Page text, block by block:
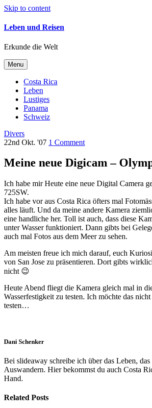
Skip to content
Leben und Reisen
Erkunde die Welt
Menu
Costa Rica
Leben
Lustiges
Panama
Schweiz
Divers
22nd Okt. '07 1 Comment
Meine neue Digicam –
Ich habe mir Heute eine neue Digital Camera
725SW.
Ich habe vor aus Costa Rica öfters mal
alles läuft. Und da meine andere Kamera
eine handliche her. Toll ist auch, dass diese
unter Wasser funktioniert. Dann gibts bei
auch mal Fotos aus dem Meer zu sehen.
Am meisten freue ich mich darauf, euch
von San Jose zu präsentieren. Dort gibts
nicht 😉
Heute Abend fliegt die Kamera gleich mal in
Wasserfestigkeit zu testen. Ich möchte das
testen…
Dani Schenker
Bei slideaway schreibe ich über das Leben, das
Auswandern. Hier bekommst du auch Costa
Hand.
Related Posts